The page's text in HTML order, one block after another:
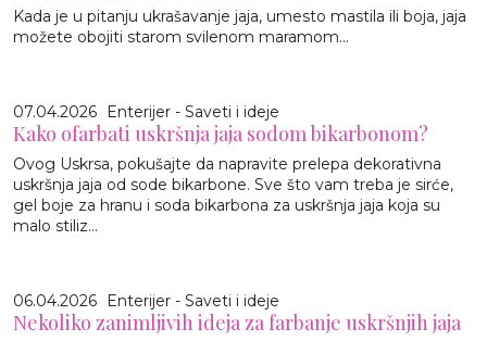
Kada je u pitanju ukrašavanje jaja, umesto mastila ili boja, jaja
možete obojiti starom svilenom maramom...
07.04.2026 Enterijer - Saveti i ideje
Kako ofarbati uskršnja jaja sodom bikarbonom?
Ovog Uskrsa, pokušajte da napravite prelepa dekorativna
uskršnja jaja od sode bikarbone. Sve što vam treba je sirće,
gel boje za hranu i soda bikarbona za uskršnja jaja koja su
malo stiliz...
06.04.2026 Enterijer - Saveti i ideje
Nekoliko zanimljivih ideja za farbanje uskršnjih jaja